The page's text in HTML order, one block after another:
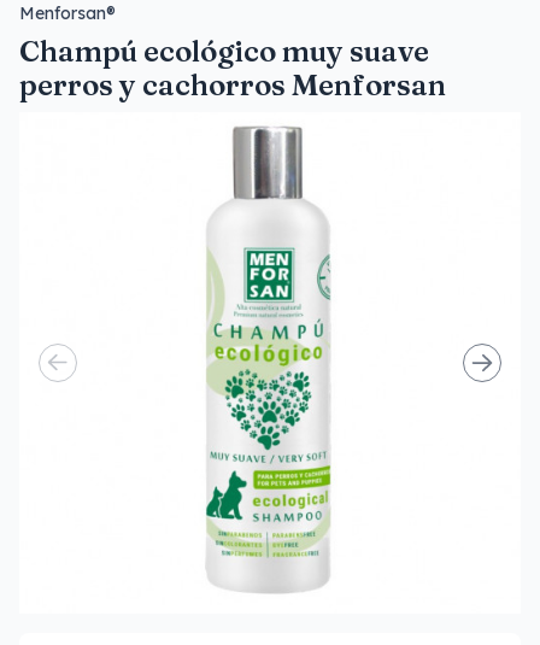
Menforsan®
Champú ecológico muy suave
perros y cachorros Menforsan